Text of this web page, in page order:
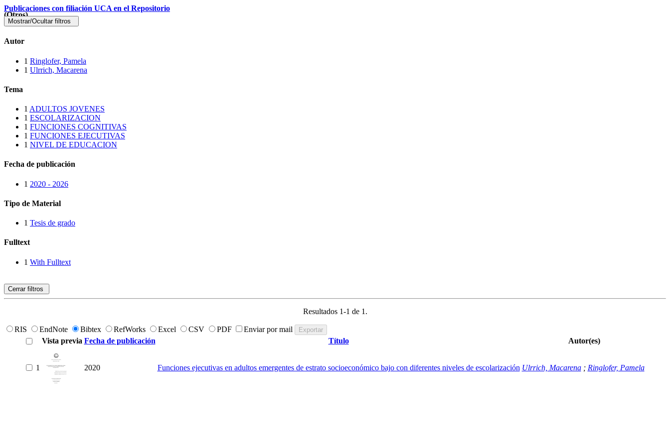
Publicaciones con filiación UCA en el Repositorio
(Otros)
Autor
1 Ringlofer, Pamela
1 Ulrrich, Macarena
Tema
1 ADULTOS JOVENES
1 ESCOLARIZACION
1 FUNCIONES COGNITIVAS
1 FUNCIONES EJECUTIVAS
1 NIVEL DE EDUCACION
Fecha de publicación
1 2020 - 2026
Tipo de Material
1 Tesis de grado
Fulltext
1 With Fulltext
Cerrar filtros
Resultados 1-1 de 1.
RIS EndNote Bibtex RefWorks Excel CSV PDF
Enviar por mail
Vista previa Fecha de publicación Título Autor(es)
1 2020 Funciones ejecutivas en adultos emergentes de estrato socioeconómico bajo con diferentes niveles de escolarización Ulrrich, Macarena ; Ringlofer, Pamela